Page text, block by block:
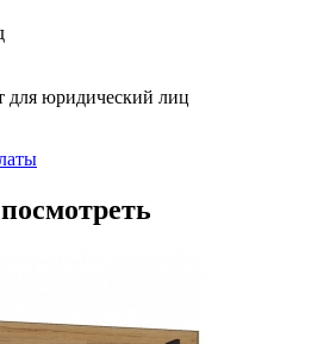
для юридический лиц